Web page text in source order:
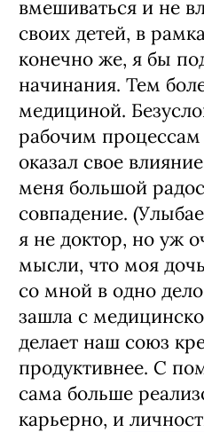
вмешиваться и не
своих детей, в
конечно же, я бы
начинания. Тем
медициной.
рабочим
оказал свое
меня большой
совпадение.
я не доктор, но уж
мысли, что моя
со мной в одно
зашла с
делает наш союз
продуктивнее. С
сама больше
карьерно, и